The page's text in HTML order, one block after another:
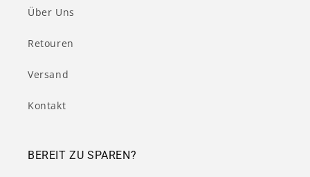
Über Uns
Retouren
Versand
Kontakt
BEREIT ZU SPAREN?